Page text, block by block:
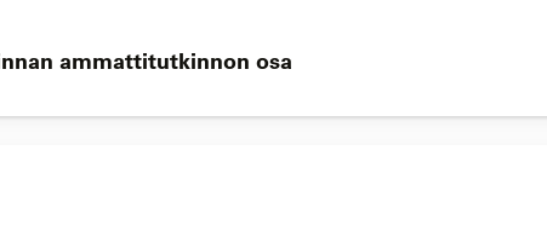
ammattitutkinnon osa